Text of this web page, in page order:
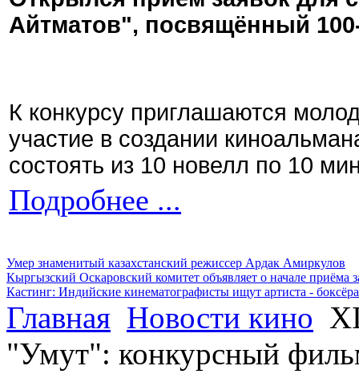
Айтматов", посвящённый
К конкурсу приглашаются
участие в создании
состоять из 10 новелл по 10
Подробнее ...
Умер знаменитый казахстанский режиссер Ардак Амиркулов
Кыргызский Оскаровский комитет объявляет о начале приёма
Кастинг: Индийские кинематографисты ищут артиста -
Главная Новости кино
"Умут": конкурсный